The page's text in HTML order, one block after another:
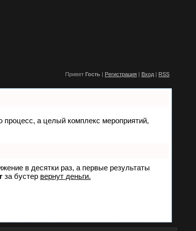
Привет Гость | Регистрация | Вход | RSS
процесс, а целый комплекс мероприятий,
в десятки раз, а первые результаты
за бустер вернут деньги.